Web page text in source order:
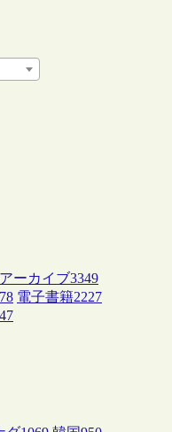
ーカイブ3349
電子書籍2227